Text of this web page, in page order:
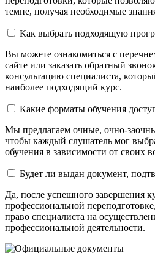
темпе, получая необходимые
Как выбрать подходящую
Вы можете ознакомиться с
сайте или заказать обратный
консультацию специалиста,
наиболее подходящий курс.
Какие форматы обучения
Мы предлагаем очные, очно-
чтобы каждый слушатель мог
обучения в зависимости от своих
Будет ли выдан документ,
Да, после успешного завершения
профессиональной
право специалиста на
профессиональной деятельности.